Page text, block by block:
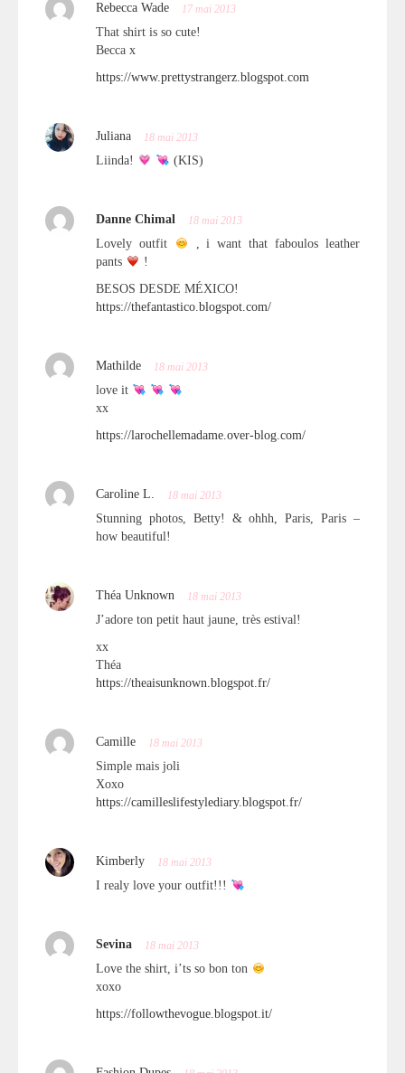
Rebecca Wade 17 mai 2013
That shirt is so cute!
Becca x
https://www.prettystrangerz.blogspot.com
Juliana 18 mai 2013
Liinda! (KIS)
Danne Chimal 18 mai 2013
Lovely outfit
, i want that faboulos leather
pants
!
BESOS DESDE MÉXICO!
https://thefantastico.blogspot.com/
Mathilde 18 mai 2013
love it
xx
https://larochellemadame.over-blog.com/
Caroline L. 18 mai 2013
Stunning photos, Betty! & ohhh, Paris, Paris –
how beautiful!
Théa Unknown 18 mai 2013
J’adore ton petit haut jaune, très estival!
xx
Théa
https://theaisunknown.blogspot.fr/
Camille 18 mai 2013
Simple mais joli
Xoxo
https://camilleslifestylediary.blogspot.fr/
Kimberly 18 mai 2013
I realy love your outfit!!!
Sevina 18 mai 2013
Love the shirt, i’ts so bon ton
xoxo
https://followthevogue.blogspot.it/